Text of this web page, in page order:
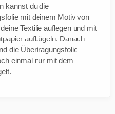
kannst du die
mit deinem Motiv von
Textilie auflegen und mit
aufbügeln. Danach
die Übertragungsfolie
einmal nur mit dem